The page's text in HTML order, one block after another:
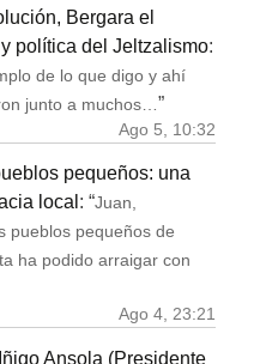
Bergara el
política del Jeltzalismo:
de lo que digo y ahí
junto a muchos… ”
Ago 5, 10:32
pequeños: una
local : “Juan,
pueblos pequeños de
ha podido arraigar con
Ago 4, 23:21
Ansola (Presidente